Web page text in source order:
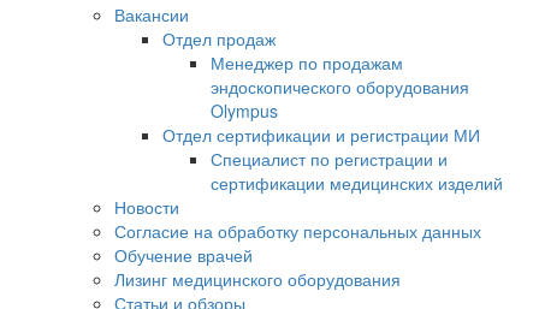
Вакансии
Отдел продаж
Менеджер по продажам
эндоскопического оборудования
Olympus
Отдел сертификации и регистрации МИ
Специалист по регистрации и
сертификации медицинских изделий
Новости
Согласие на обработку персональных данных
Обучение врачей
Лизинг медицинского оборудования
Статьи и обзоры